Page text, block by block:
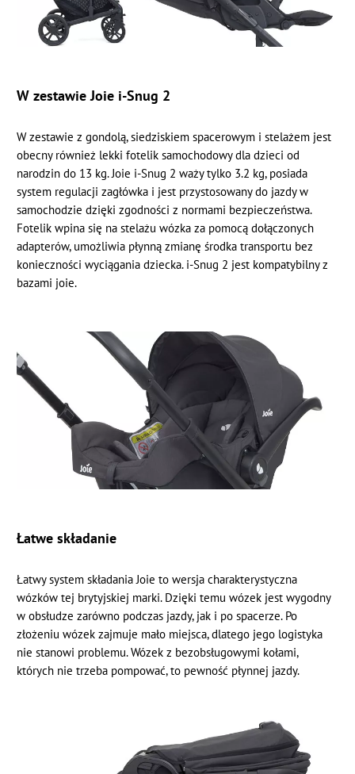
W zestawie Joie i-Snug 2
W zestawie z gondolą, siedziskiem spacerowym i stelażem jest
obecny również lekki fotelik samochodowy dla dzieci od
narodzin do 13 kg. Joie i-Snug 2 waży tylko 3.2 kg, posiada
system regulacji zagłówka i jest przystosowany do jazdy w
samochodzie dzięki zgodności z normami bezpieczeństwa.
Fotelik wpina się na stelażu wózka za pomocą dołączonych
adapterów, umożliwia płynną zmianę środka transportu bez
konieczności wyciągania dziecka. i-Snug 2 jest kompatybilny z
bazami joie.
Łatwe składanie
Łatwy system składania Joie to wersja charakterystyczna
wózków tej brytyjskiej marki. Dzięki temu wózek jest wygodny
w obsłudze zarówno podczas jazdy, jak i po spacerze. Po
złożeniu wózek zajmuje mało miejsca, dlatego jego logistyka
nie stanowi problemu. Wózek z bezobsługowymi kołami,
których nie trzeba pompować, to pewność płynnej jazdy.